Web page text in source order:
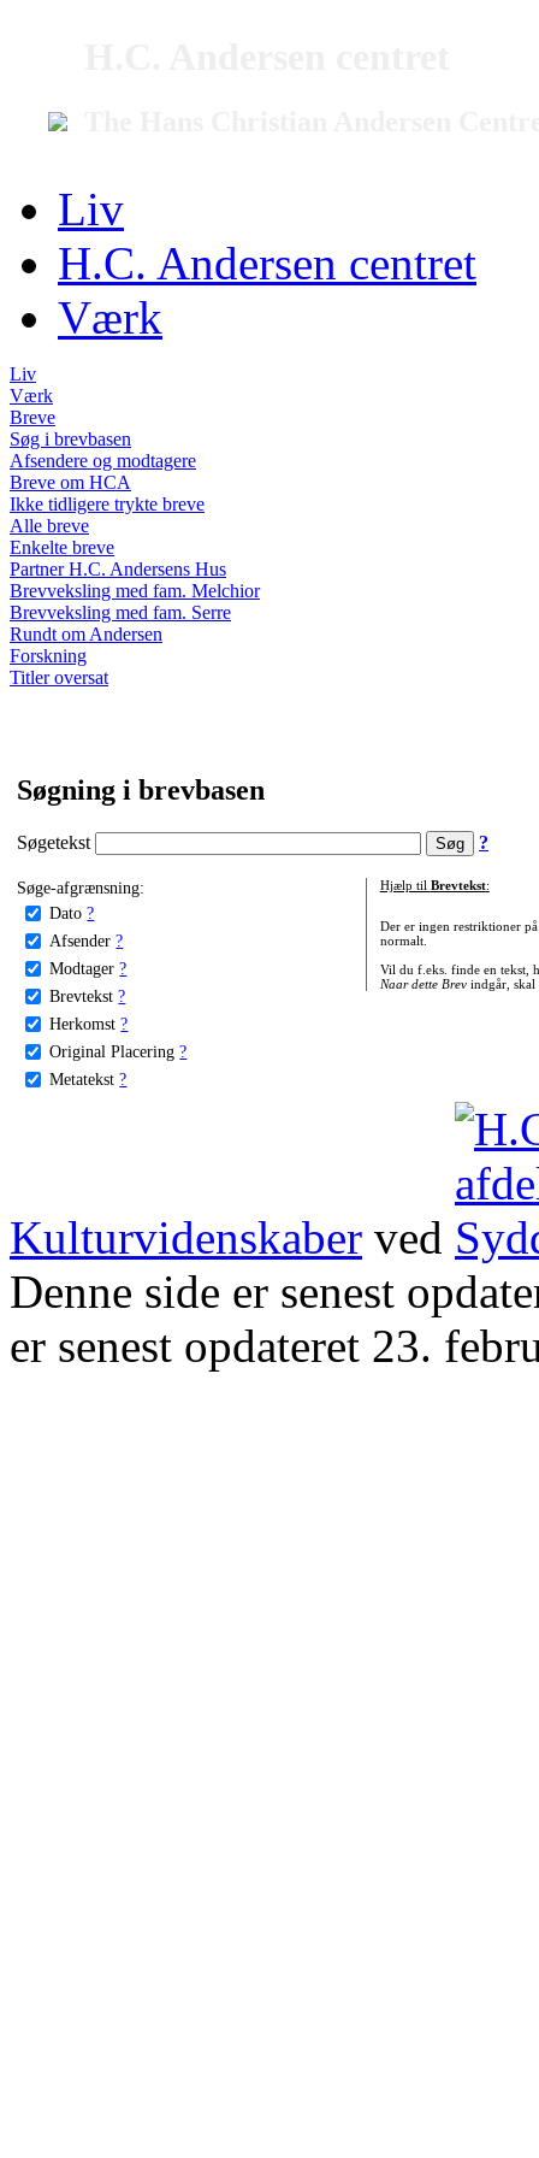
Liv
H.C. Andersen centret
Værk
Liv
Værk
Breve
Søg i brevbasen
Afsendere og modtagere
Breve om HCA
Ikke tidligere trykte breve
Alle breve
Enkelte breve
Partner H.C. Andersens Hus
Brevveksling med fam. Melchior
Brevveksling med fam. Serre
Rundt om Andersen
Forskning
Titler oversat
Søgning i brevbasen
Søgetekst ?
Søge-afgrænsning:
Dato ?
Afsender ?
Modtager ?
Brevtekst ?
Herkomst ?
Original Placering ?
Metatekst ?
Hjælp til Brevtekst:
Der er ingen restriktioner
normalt.
Vil du f.eks. finde en tekst,
Naar dette Brevindgår, skal
Kulturvidenskaber ved
Denne side er senest
er senest opdateret 23.